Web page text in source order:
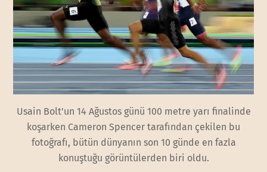
Usain Bolt’un 14 Ağustos günü 100 metre yarı finalinde
koşarken Cameron Spencer tarafından çekilen bu
fotoğrafı, bütün dünyanın son 10 günde en fazla
konuştuğu görüntülerden biri oldu.